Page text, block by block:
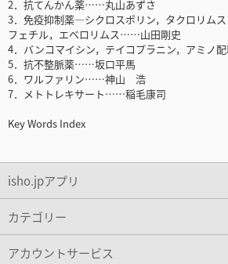
2．抗てんかん薬……丸山あずさ
3．免疫抑制薬―シクロスポリン，タクロリム
フェチル，エベロリムス……山田剛史
4．バンコマイシン，テイコプラニン，アミ
5．抗不整脈薬……坂口平馬
6．ワルファリン……神山 浩
7．メトトレキサート……稲毛康司
Key Words Index
isho.jpアプリ
カテゴリー
アカウントサービス